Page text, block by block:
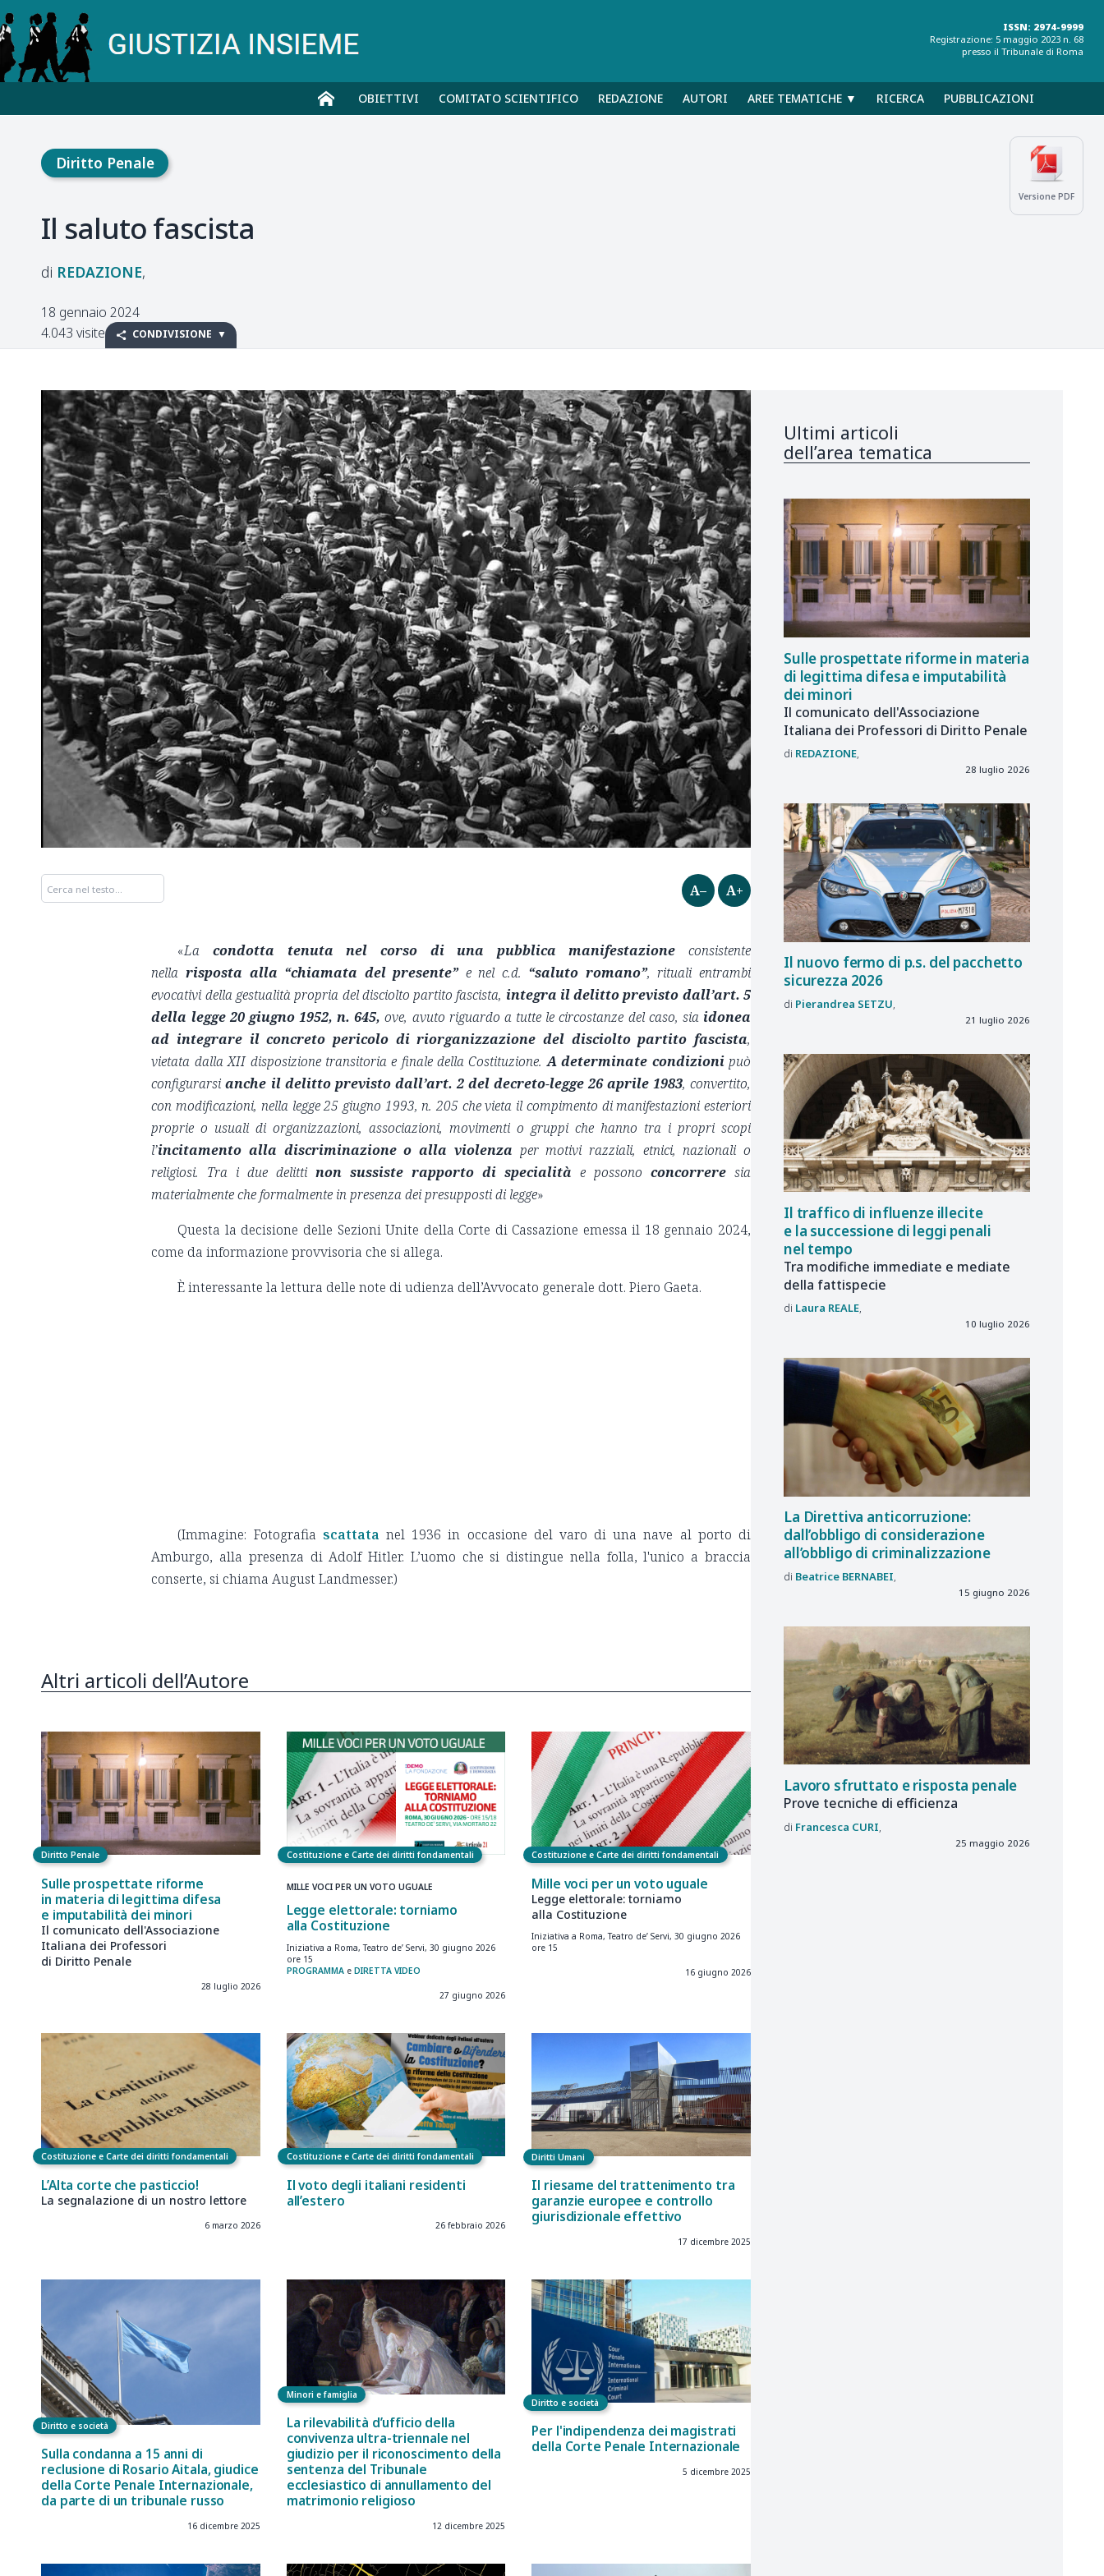
ISSN: 2974-9999
Registrazione: 5 maggio 2023 n. 68
presso il Tribunale di Roma
OBIETTIVI COMITATO SCIENTIFICO REDAZIONE AUTORI AREE TEMATICHE ▼ RICERCA PUBBLICAZIONI
Versione PDF
Diritto Penale
Il saluto fascista
REDAZIONE
18 gennaio 2024
4.043 visite
CONDIVISIONE
A– A+
«Lacondotta tenuta nel corso di una pubblica manifestazione consistente
nella risposta alla “chiamata del presente”e nel c.d. “saluto romano”, rituali entrambi
evocativi della gestualità propria del disciolto partito fascista, integra il delitto previsto dall’art. 5
della legge 20 giugno 1952, n. 645, ove, avuto riguardo a tutte le circostanze del caso, sia idonea
ad integrare il concreto pericolo di riorganizzazione del disciolto partito fascista,
vietata dalla XII disposizione transitoria e finale della Costituzione. A determinate condizionipuò
configurarsianche il delitto previsto dall’art. 2 del decreto-legge 26 aprile 1983, convertito,
con modificazioni, nella legge 25 giugno 1993, n. 205 che vieta il compimento di manifestazioni esteriori
proprie o usuali di organizzazioni, associazioni, movimenti o gruppi che hanno tra i propri scopi
l’incitamento alla discriminazione o alla violenza per motivi razziali, etnici, nazionali o
religiosi. Tra i due delittinon sussiste rapporto di specialità e possonoconcorrere sia
materialmente che formalmente in presenza dei presupposti di legge»
Questa la decisione delle Sezioni Unite della Corte di Cassazione emessa il 18 gennaio 2024,
come da informazione provvisoria che si allega.
È interessante la lettura delle note di udienza dell’Avvocato generale dott. Piero Gaeta.
(Immagine: Fotografia scattata nel 1936 in occasione del varo di una nave al porto di
Amburgo, alla presenza di Adolf Hitler. L’uomo che si distingue nella folla, l'unico a braccia
conserte, si chiama August Landmesser.)
Altri articoli dell’Autore
Diritto Penale
Sulle prospettate riforme
in materia di legittima difesa
e imputabilità dei minori
Il comunicato dell'Associazione
Italiana dei Professori
di Diritto Penale
28 luglio 2026
Costituzione e Carte dei diritti fondamentali
MILLE VOCI PER UN VOTO UGUALE
Legge elettorale: torniamo
alla Costituzione
Iniziativa a Roma, Teatro de’ Servi, 30 giugno 2026
ore 15
PROGRAMMAe DIRETTA VIDEO
27 giugno 2026
Costituzione e Carte dei diritti fondamentali
Mille voci per un voto uguale
Legge elettorale: torniamo
alla Costituzione
Iniziativa a Roma, Teatro de’ Servi, 30 giugno 2026
ore 15
16 giugno 2026
Costituzione e Carte dei diritti fondamentali
L’Alta corte che pasticcio!
La segnalazione di un nostro lettore
6 marzo 2026
Costituzione e Carte dei diritti fondamentali
Il voto degli italiani residenti
all’estero
26 febbraio 2026
Diritti Umani
Il riesame del trattenimento tra
garanzie europee e controllo
giurisdizionale effettivo
17 dicembre 2025
Diritto e società
Sulla condanna a 15 anni di
reclusione di Rosario Aitala, giudice
della Corte Penale Internazionale,
da parte di un tribunale russo
16 dicembre 2025
Minori e famiglia
La rilevabilità d’ufficio della
convivenza ultra-triennale nel
giudizio per il riconoscimento della
sentenza del Tribunale
ecclesiastico di annullamento del
matrimonio religioso
12 dicembre 2025
Diritto e società
Per l'indipendenza dei magistrati
della Corte Penale Internazionale
5 dicembre 2025
Ultimi articoli
dell’area tematica
Sulle prospettate riforme in materia
di legittima difesa e imputabilità
dei minori
Il comunicato dell'Associazione
Italiana dei Professori di Diritto Penale
REDAZIONE
28 luglio 2026
Il nuovo fermo di p.s. del pacchetto
sicurezza 2026
Pierandrea SETZU
21 luglio 2026
Il traffico di influenze illecite
e la successione di leggi penali
nel tempo
Tra modifiche immediate e mediate
della fattispecie
Laura REALE
10 luglio 2026
La Direttiva anticorruzione:
dall’obbligo di considerazione
all’obbligo di criminalizzazione
Beatrice BERNABEI
15 giugno 2026
Lavoro sfruttato e risposta penale
Prove tecniche di efficienza
Francesca CURI
25 maggio 2026